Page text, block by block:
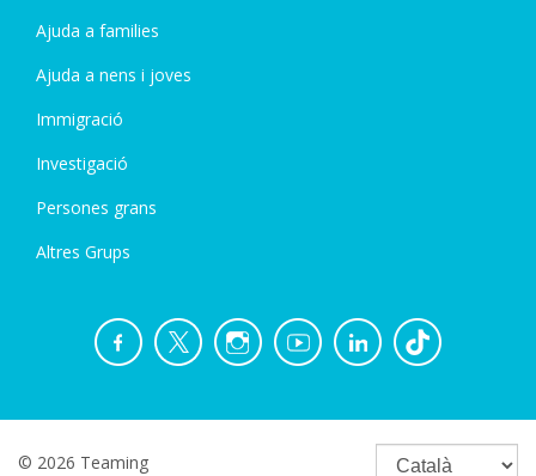
Ajuda a families
Ajuda a nens i joves
Immigració
Investigació
Persones grans
Altres Grups
© 2026 Teaming